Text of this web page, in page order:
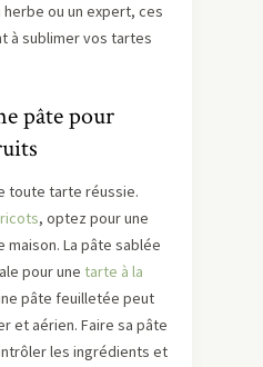
ou un expert, ces
à sublimer vos tartes
pâte pour
toute tarte réussie.
, optez pour une
La pâte sablée
pour une tarte à la
pâte feuilletée peut
et aérien. Faire sa pâte
les ingrédients et